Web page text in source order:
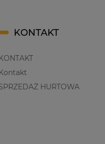
KONTAKT
HURTOWA